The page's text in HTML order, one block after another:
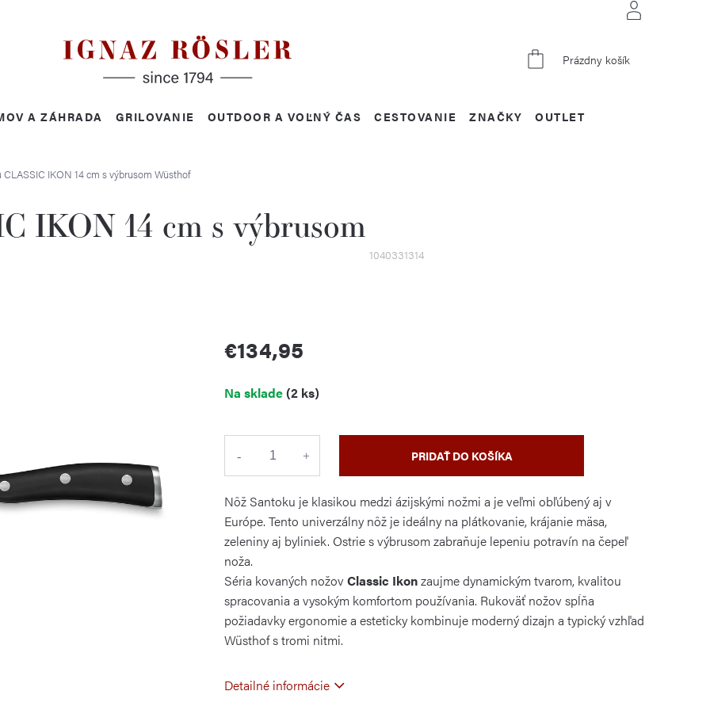
NÁKUPNÝ
Prázdny košík
A ZÁHRADA GRILOVANIE OUTDOOR A VOĽNÝ ČAS CESTOVANIE OUTLET
ZNAČKY
IKON 14 cm s výbrusom Wüsthof
IKON 14 cm s výbrusom
1040331314
€134,95
cena:
Na sklade(2 ks)
PRIDAŤ DO KOŠÍKA
Nôž Santoku je klasikou medzi ázijskými nožmi a je veľmi obľúbený aj v
Európe. Tento univerzálny nôž je ideálny na plátkovanie, krájanie mäsa,
zeleniny aj byliniek. Ostrie s výbrusom zabraňuje lepeniu potravín na čepeľ
noža.
Séria kovaných nožovClassic Ikonzaujme dynamickým tvarom, kvalitou
spracovania a vysokým komfortom používania. Rukoväť nožov spĺňa
požiadavky ergonomie a esteticky kombinuje moderný dizajn a typický vzhľad
Wüsthof s tromi nitmi.
Detailné informácie